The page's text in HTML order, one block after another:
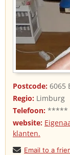
Postcode: 6065
Regio: Limburg
Telefoon: *****
website:
klanten.
Email to a